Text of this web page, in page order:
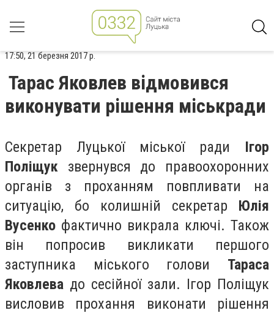
17:50, 21 березня 2017 р.
Тарас Яковлев відмовився
виконувати рішення міськради
Секретар Луцької міської ради Ігор
Поліщук звернувся до правоохоронних
органів з проханням повпливати на
ситуацію, бо колишній секретар Юлія
Вусенко фактично викрала ключі. Також
він попросив викликати першого
заступника міського голови Тараса
Яковлева до сесійної зали. Ігор Поліщук
висловив прохання виконати рішення